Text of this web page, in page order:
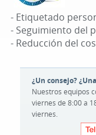
- Etiquetado
- Seguimiento del
- Reducción del
¿Un consejo?
Nuestros equipos
viernes de 8:00 a
viernes.